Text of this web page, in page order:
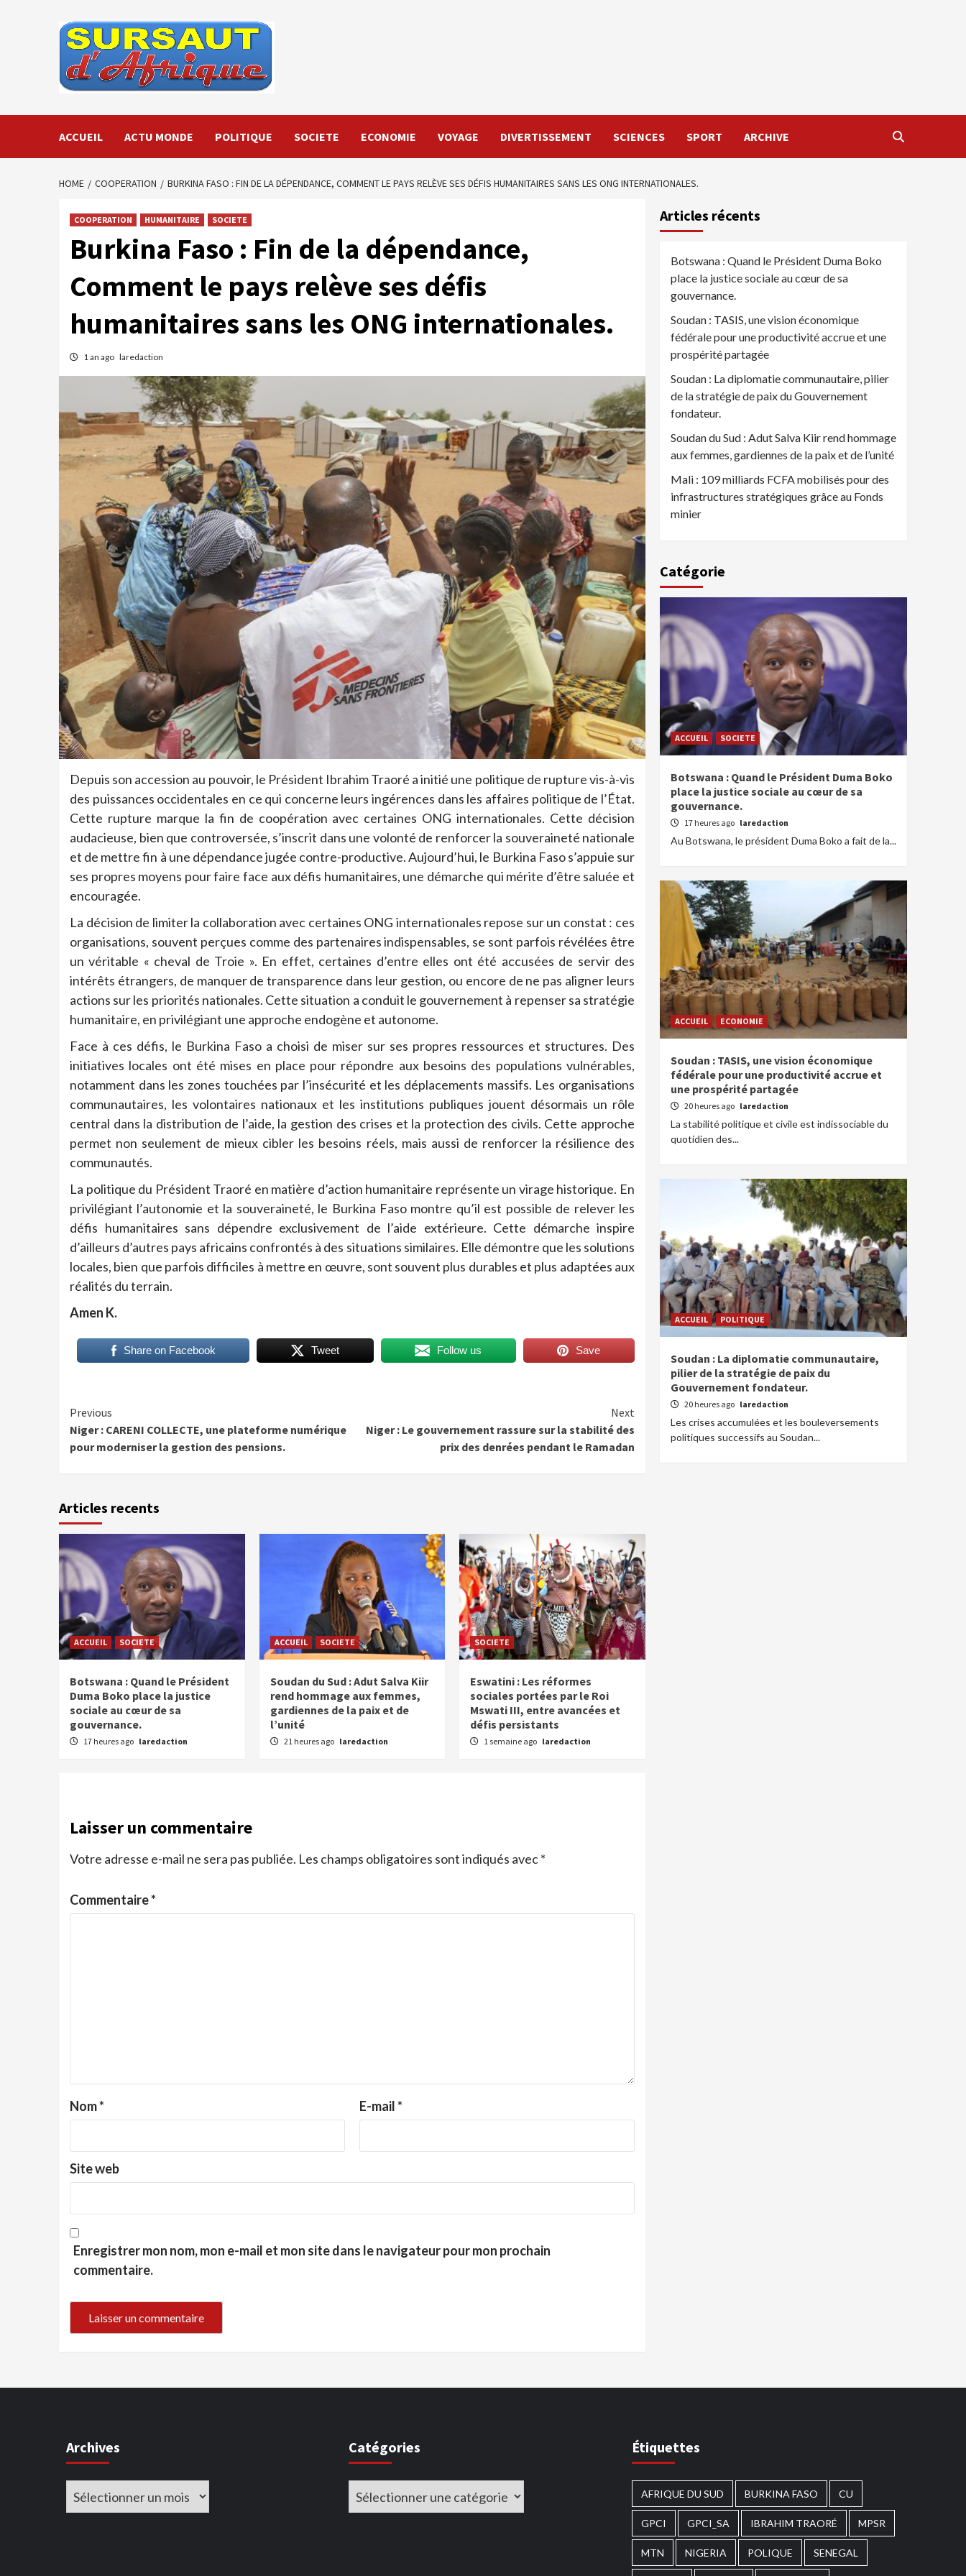
ACCUEIL ACTU MONDE POLITIQUE SOCIETE ECONOMIE VOYAGE DIVERTISSEMENT SCIENCES SPORT ARCHIVE
HOME COOPERATION BURKINA FASO : FIN DE LA DÉPENDANCE, COMMENT LE PAYS RELÈVE SES DÉFIS HUMANITAIRES SANS LES ONG INTERNATIONALES.
COOPERATION HUMANITAIRE SOCIETE
Burkina Faso : Fin de la dépendance,
Comment le pays relève ses défis
humanitaires sans les ONG internationales.
1 an ago laredaction
Depuis son accession au pouvoir, le Président Ibrahim Traoré a initié une politique de rupture vis-à-vis
des puissances occidentales en ce qui concerne leurs ingérences dans les affaires politique de l’État.
Cette rupture marque la fin de coopération avec certaines ONG internationales. Cette décision
audacieuse, bien que controversée, s’inscrit dans une volonté de renforcer la souveraineté nationale
et de mettre fin à une dépendance jugée contre-productive. Aujourd’hui, le Burkina Faso s’appuie sur
ses propres moyens pour faire face aux défis humanitaires, une démarche qui mérite d’être saluée et
encouragée.
La décision de limiter la collaboration avec certaines ONG internationales repose sur un constat : ces
organisations, souvent perçues comme des partenaires indispensables, se sont parfois révélées être
un véritable « cheval de Troie ». En effet, certaines d’entre elles ont été accusées de servir des
intérêts étrangers, de manquer de transparence dans leur gestion, ou encore de ne pas aligner leurs
actions sur les priorités nationales. Cette situation a conduit le gouvernement à repenser sa stratégie
humanitaire, en privilégiant une approche endogène et autonome.
Face à ces défis, le Burkina Faso a choisi de miser sur ses propres ressources et structures. Des
initiatives locales ont été mises en place pour répondre aux besoins des populations vulnérables,
notamment dans les zones touchées par l’insécurité et les déplacements massifs. Les organisations
communautaires, les volontaires nationaux et les institutions publiques jouent désormais un rôle
central dans la distribution de l’aide, la gestion des crises et la protection des civils. Cette approche
permet non seulement de mieux cibler les besoins réels, mais aussi de renforcer la résilience des
communautés.
La politique du Président Traoré en matière d’action humanitaire représente un virage historique. En
privilégiant l’autonomie et la souveraineté, le Burkina Faso montre qu’il est possible de relever les
défis humanitaires sans dépendre exclusivement de l’aide extérieure. Cette démarche inspire
d’ailleurs d’autres pays africains confrontés à des situations similaires. Elle démontre que les solutions
locales, bien que parfois difficiles à mettre en œuvre, sont souvent plus durables et plus adaptées aux
réalités du terrain.
Amen K.
Share on Facebook Tweet Follow us Save
Continue
Reading
Previous
Niger : CARENI COLLECTE, une plateforme numérique
pour moderniser la gestion des pensions.
Next
Niger : Le gouvernement rassure sur la stabilité des
prix des denrées pendant le Ramadan
Articles recents
ACCUEIL SOCIETE
Botswana : Quand le Président
Duma Boko place la justice
sociale au cœur de sa
gouvernance.
17 heures ago laredaction
ACCUEIL SOCIETE
Soudan du Sud : Adut Salva Kiir
rend hommage aux femmes,
gardiennes de la paix et de
l’unité
21 heures ago laredaction
SOCIETE
Eswatini : Les réformes
sociales portées par le Roi
Mswati III, entre avancées et
défis persistants
1 semaine ago laredaction
Laisser un commentaire
Votre adresse e-mail ne sera pas publiée. Les champs obligatoires sont indiqués avec*
Commentaire*
Nom* E-mail*
Site web
Enregistrer mon nom, mon e-mail et mon site dans le navigateur pour mon prochain
commentaire.
Articles récents
Botswana : Quand le Président Duma Boko
place la justice sociale au cœur de sa
gouvernance.
Soudan : TASIS, une vision économique
fédérale pour une productivité accrue et une
prospérité partagée
Soudan : La diplomatie communautaire, pilier
de la stratégie de paix du Gouvernement
fondateur.
Soudan du Sud : Adut Salva Kiir rend hommage
aux femmes, gardiennes de la paix et de l’unité
Mali : 109 milliards FCFA mobilisés pour des
infrastructures stratégiques grâce au Fonds
minier
Catégorie
ACCUEIL SOCIETE
Botswana : Quand le Président Duma Boko
place la justice sociale au cœur de sa
gouvernance.
17 heures ago laredaction
Au Botswana, le président Duma Boko a fait de la...
ACCUEIL ECONOMIE
Soudan : TASIS, une vision économique
fédérale pour une productivité accrue et
une prospérité partagée
20 heures ago laredaction
La stabilité politique et civile est indissociable du
quotidien des...
ACCUEIL POLITIQUE
Soudan : La diplomatie communautaire,
pilier de la stratégie de paix du
Gouvernement fondateur.
20 heures ago laredaction
Les crises accumulées et les bouleversements
politiques successifs au Soudan...
Archives
Archives
Catégories
Catégories
Étiquettes
AFRIQUE DU SUD BURKINA FASO CU
GPCI GPCI_SA IBRAHIM TRAORÉ MPSR
MTN NIGERIA POLIQUE SENEGAL